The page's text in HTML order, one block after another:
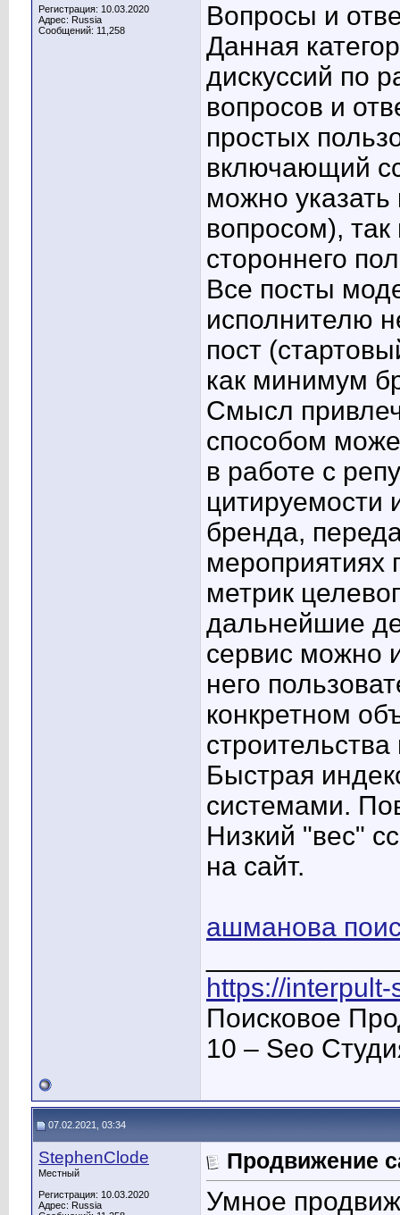
Регистрация: 10.03.2020
Адрес: Russia
Сообщений: 11,258
Вопросы и
Данная
дискуссий по
вопросов и
простых
включающий
можно указать
вопросом), так
стороннего
Все посты
исполнителю
пост
как минимум
Смысл
способом
в работе с
цитируемости
бренда,
мероприятиях
метрик
дальнейшие
сервис можно
него
конкретном
Быстрая
системами.
Низкий "вес"
на сайт.
ашманова
https://
Поисковое
10 – Seo
07.02.2021, 03:34
StephenClode
Местный
Регистрация: 10.03.2020
Адрес: Russia
Продвижение
Умное